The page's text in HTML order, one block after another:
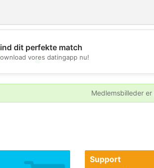
💖
dit perfekte match
vores datingapp nu!
Medlemsbilleder
Support